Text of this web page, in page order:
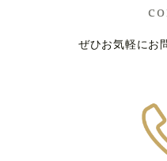
ぜひお気軽にお